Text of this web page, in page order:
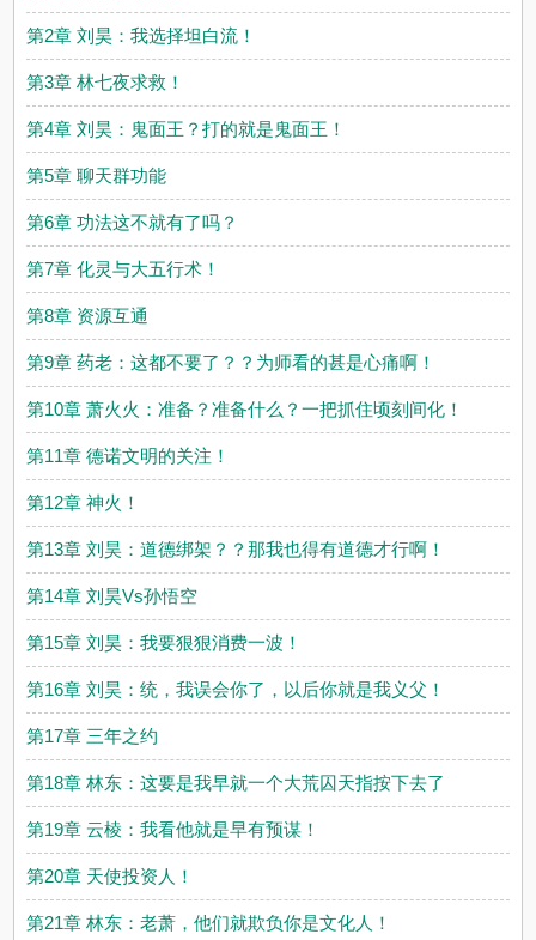
第2章 刘昊：我选择坦白流！
第3章 林七夜求救！
第4章 刘昊：鬼面王？打的就是鬼面王！
第5章 聊天群功能
第6章 功法这不就有了吗？
第7章 化灵与大五行术！
第8章 资源互通
第9章 药老：这都不要了？？为师看的甚是心痛啊！
第10章 萧火火：准备？准备什么？一把抓住顷刻间化！
第11章 德诺文明的关注！
第12章 神火！
第13章 刘昊：道德绑架？？那我也得有道德才行啊！
第14章 刘昊Vs孙悟空
第15章 刘昊：我要狠狠消费一波！
第16章 刘昊：统，我误会你了，以后你就是我义父！
第17章 三年之约
第18章 林东：这要是我早就一个大荒囚天指按下去了
第19章 云棱：我看他就是早有预谋！
第20章 天使投资人！
第21章 林东：老萧，他们就欺负你是文化人！